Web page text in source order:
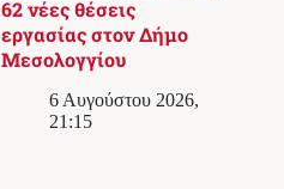
62 νέες θέσεις
εργασίας στον Δήμο
Μεσολογγίου
6 Αυγούστου 2026,
21:15